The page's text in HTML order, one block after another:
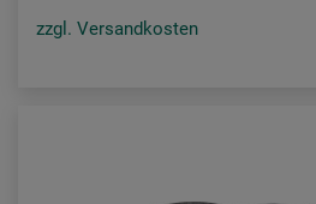
zzgl. Versandkosten